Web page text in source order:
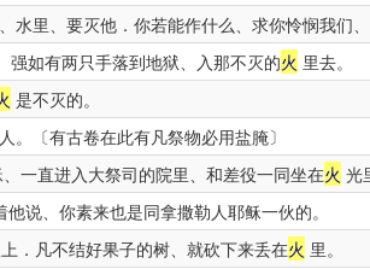
水里、要灭他．你若能作什么、求你怜悯我们、
强如有两只手落到地狱、入那不灭的火 里去。
是不灭的。
。〔有古卷在此有凡祭物必用盐腌〕
一直进入大祭司的院里、和差役一同坐在火 光
他说、你素来也是同拿撒勒人耶稣一伙的。
．凡不结好果子的树、就砍下来丢在火 里。